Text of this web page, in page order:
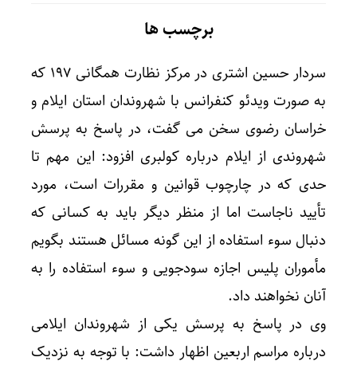
برچسب ها
سردار حسین اشتری در مرکز نظارت همگانی ۱۹۷ که
به صورت ویدئو کنفرانس با شهروندان استان ایلام و
خراسان رضوی سخن می گفت، در پاسخ به پرسش
شهروندی از ایلام درباره کولبری افزود: این مهم تا
حدی که در چارچوب قوانین و مقررات است، مورد
تأیید ناجاست اما از منظر دیگر باید به کسانی که
دنبال سوء استفاده از این گونه مسائل هستند بگویم
مأموران پلیس اجازه سودجویی و سوء استفاده را به
آنان نخواهند داد.
وی در پاسخ به پرسش یکی از شهروندان ایلامی
درباره مراسم اربعین اظهار داشت: با توجه به نزدیک